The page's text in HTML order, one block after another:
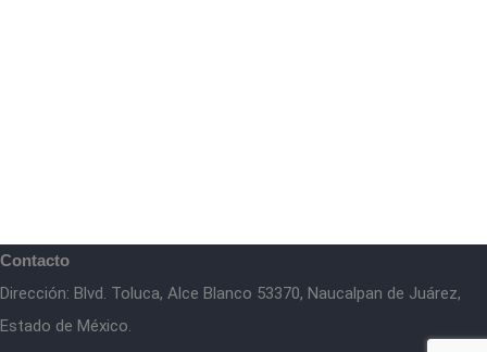
Contacto
Dirección: Blvd. Toluca, Alce Blanco 53370, Naucalpan de Juárez,
Estado de México.